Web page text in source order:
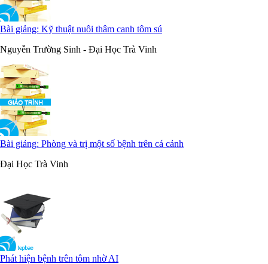
Bài giảng: Kỹ thuật nuôi thâm canh tôm sú
Nguyễn Trường Sinh - Đại Học Trà Vinh
Bài giảng: Phòng và trị một số bệnh trên cá cảnh
Đại Học Trà Vinh
Phát hiện bệnh trên tôm nhờ AI